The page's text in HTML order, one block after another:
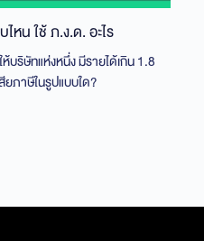
น ใช้ ภ.ง.ด. อะไร
บริษัทแห่งหนึ่ง มีรายได้เกิน 1.8
ยภาษีในรูปแบบใด?